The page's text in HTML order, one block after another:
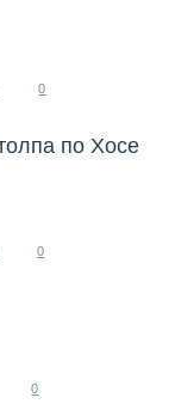
0
по Хосе
0
0